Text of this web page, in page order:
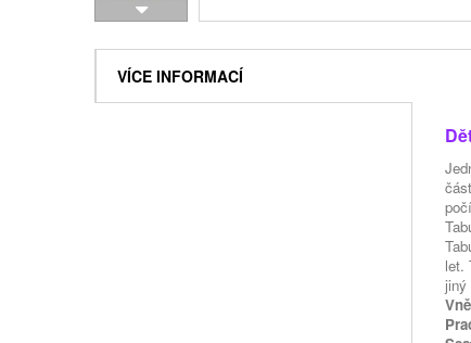
VÍCE INFORMACÍ
let.
jiný